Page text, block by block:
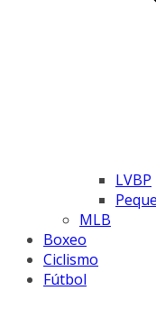
LVBP
MLB
Boxeo
Ciclismo
Fútbol